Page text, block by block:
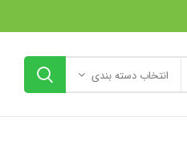
انتخاب دسته بندی